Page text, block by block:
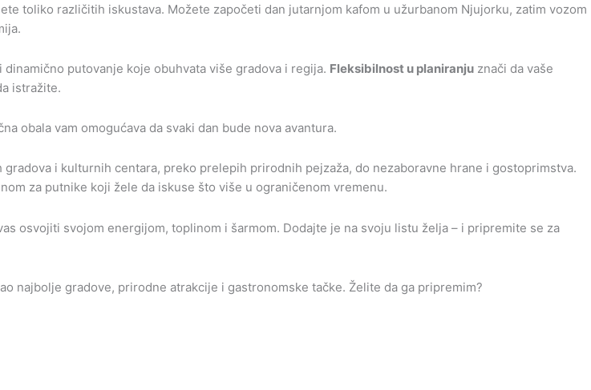
toliko različitih iskustava. Možete započeti dan jutarnjom kafom u užurbanom Njujorku, zatim vozom
putovanje koje obuhvata više gradova i regija. Fleksibilnost u planiranju znači da vaše
istražite.
obala vam omogućava da svaki dan bude nova avantura.
i kulturnih centara, preko prelepih prirodnih pejzaža, do nezaboravne hrane i gostoprimstva.
za putnike koji žele da iskuse što više u ograničenom vremenu.
osvojiti svojom energijom, toplinom i šarmom. Dodajte je na svoju listu želja – i pripremite se za
najbolje gradove, prirodne atrakcije i gastronomske tačke. Želite da ga pripremim?